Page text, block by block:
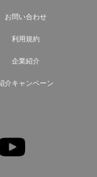
お問い合わせ
利用規約
企業紹介
介キャンペーン